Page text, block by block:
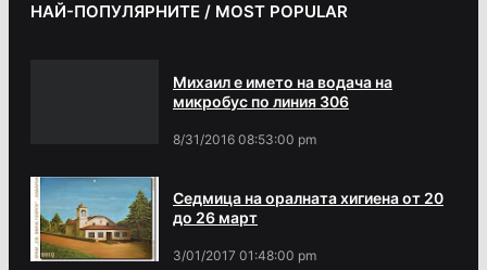
НАЙ-ПОПУЛЯРНИТЕ / MOST POPULAR
Михаил е името на водача на
микробус по линия 306
8/31/2016 08:53:00 pm
Седмица на оралната хигиена от 20
до 26 март
3/01/2017 01:48:00 pm